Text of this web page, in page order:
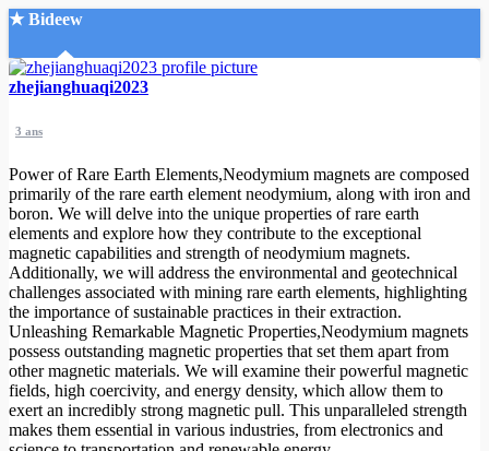
★ Bideew
Accueil
Recherche Avancée
Mon compte
Connexion
Créer un compte
Mode nuit
zhejianghuaqi2023
3 ans
Power of Rare Earth Elements,Neodymium magnets are composed
primarily of the rare earth element neodymium, along with iron and
boron. We will delve into the unique properties of rare earth
elements and explore how they contribute to the exceptional
magnetic capabilities and strength of neodymium magnets.
Additionally, we will address the environmental and geotechnical
challenges associated with mining rare earth elements, highlighting
the importance of sustainable practices in their extraction.
Unleashing Remarkable Magnetic Properties,Neodymium magnets
possess outstanding magnetic properties that set them apart from
other magnetic materials. We will examine their powerful magnetic
fields, high coercivity, and energy density, which allow them to
exert an incredibly strong magnetic pull. This unparalleled strength
makes them essential in various industries, from electronics and